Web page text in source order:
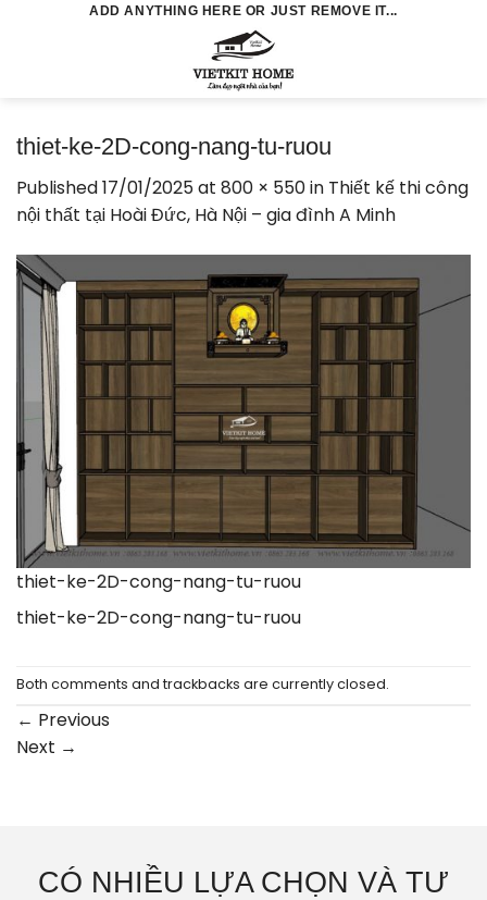
ADD ANYTHING HERE OR JUST REMOVE IT...
thiet-ke-2D-cong-nang-tu-ruou
Published17/01/2025at 800 × 550in Thiết kế thi công
nội thất tại Hoài Đức, Hà Nội – gia đình A Minh
thiet-ke-2D-cong-nang-tu-ruou
thiet-ke-2D-cong-nang-tu-ruou
Both comments and trackbacks are currently closed.
← Previous
Next →
CÓ NHIỀU LỰA CHỌN VÀ TƯ